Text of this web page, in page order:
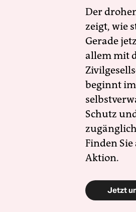
Der
zeigt, wie
Gerade
allem mit
beginnt
Schutz
Finden
Aktion.
Jetzt